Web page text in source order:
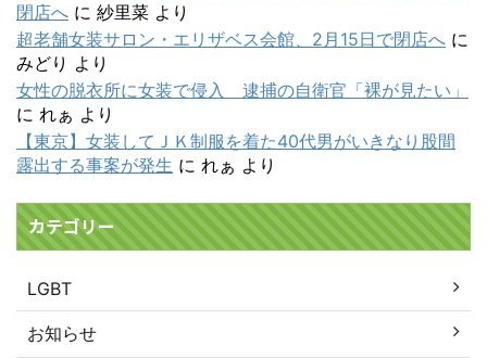
閉店へ に 紗里菜 より
超老舗女装サロン・エリザベス会館、2月15日で閉店へ に
みどり より
女性の脱衣所に女装で侵入 逮捕の自衛官「裸が見たい」
に れぁ より
【東京】女装してＪＫ制服を着た40代男がいきなり股間
露出する事案が発生 に れぁ より
カテゴリー
LGBT
お知らせ